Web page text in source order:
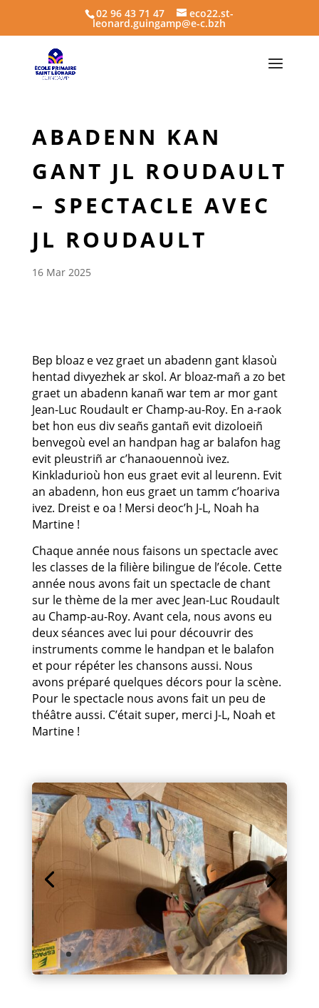
02 96 43 71 47 eco22.st-
leonard.guingamp@e-c.bzh
ABADENN KAN
GANT JL ROUDAULT
– SPECTACLE AVEC
JL ROUDAULT
16 Mar 2025
Bep bloaz e vez graet un abadenn gant klasoù
hentad divyezhek ar skol. Ar bloaz-mañ a zo bet
graet un abadenn kanañ war tem ar mor gant
Jean-Luc Roudault er Champ-au-Roy. En a-raok
bet hon eus div seañs gantañ evit dizoloeiñ
benvegoù evel an handpan hag ar balafon hag
evit pleustriñ ar c’hanaouennoù ivez.
Kinkladurioù hon eus graet evit al leurenn. Evit
an abadenn, hon eus graet un tamm c’hoariva
ivez. Dreist e oa ! Mersi deoc’h J-L, Noah ha
Martine !
Chaque année nous faisons un spectacle avec
les classes de la filière bilingue de l’école. Cette
année nous avons fait un spectacle de chant
sur le thème de la mer avec Jean-Luc Roudault
au Champ-au-Roy. Avant cela, nous avons eu
deux séances avec lui pour découvrir des
instruments comme le handpan et le balafon
et pour répéter les chansons aussi. Nous
avons préparé quelques décors pour la scène.
Pour le spectacle nous avons fait un peu de
théâtre aussi. C’était super, merci J-L, Noah et
Martine !